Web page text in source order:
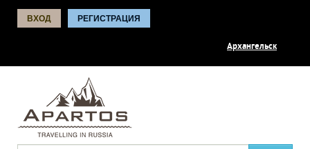
ВХОД РЕГИСТРАЦИЯ
Архангельск